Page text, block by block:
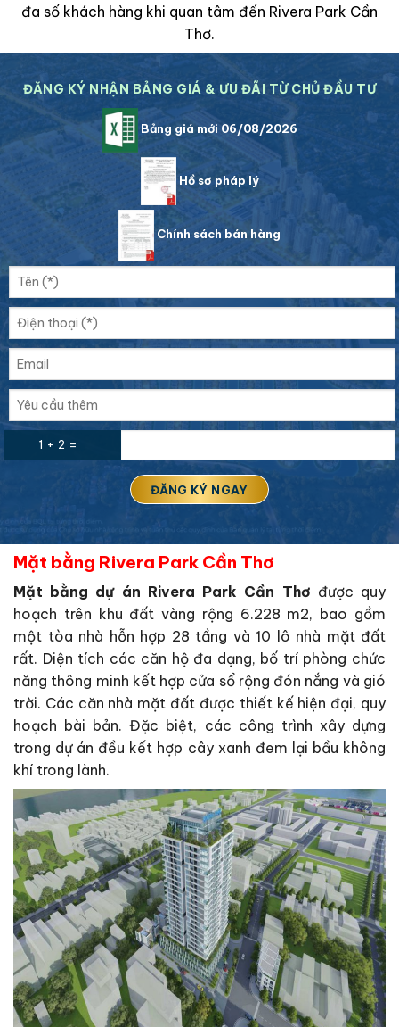
đa số khách hàng khi quan tâm đến Rivera Park Cần
Thơ.
ĐĂNG KÝ NHẬN BẢNG GIÁ & ƯU ĐÃI TỪ CHỦ ĐẦU TƯ
Bảng giá mới 06/08/2026
Hồ sơ pháp lý
Chính sách bán hàng
1 + 2 =
Mặt bằng Rivera Park Cần Thơ
Mặt bằng dự án Rivera Park Cần Thơ được quy
hoạch trên khu đất vàng rộng 6.228 m2, bao gồm
một tòa nhà hỗn hợp 28 tầng và 10 lô nhà mặt đất
rất. Diện tích các căn hộ đa dạng, bố trí phòng chức
năng thông minh kết hợp cửa sổ rộng đón nắng và gió
trời. Các căn nhà mặt đất được thiết kế hiện đại, quy
hoạch bài bản. Đặc biệt, các công trình xây dựng
trong dự án đều kết hợp cây xanh đem lại bầu không
khí trong lành.